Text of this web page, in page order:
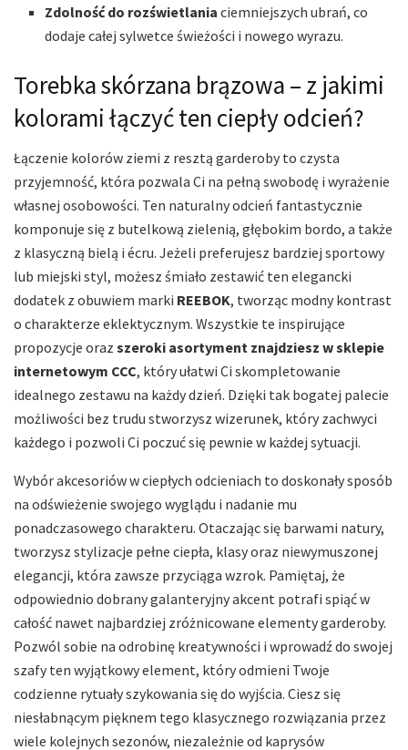
Zdolność do rozświetlania ciemniejszych ubrań, co
dodaje całej sylwetce świeżości i nowego wyrazu.
Torebka skórzana brązowa – z jakimi
kolorami łączyć ten ciepły odcień?
Łączenie kolorów ziemi z resztą garderoby to czysta
przyjemność, która pozwala Ci na pełną swobodę i wyrażenie
własnej osobowości. Ten naturalny odcień fantastycznie
komponuje się z butelkową zielenią, głębokim bordo, a także
z klasyczną bielą i écru. Jeżeli preferujesz bardziej sportowy
lub miejski styl, możesz śmiało zestawić ten elegancki
dodatek z obuwiem marki REEBOK, tworząc modny kontrast
o charakterze eklektycznym. Wszystkie te inspirujące
propozycje oraz szeroki asortyment znajdziesz w sklepie
internetowym CCC, który ułatwi Ci skompletowanie
idealnego zestawu na każdy dzień. Dzięki tak bogatej palecie
możliwości bez trudu stworzysz wizerunek, który zachwyci
każdego i pozwoli Ci poczuć się pewnie w każdej sytuacji.
Wybór akcesoriów w ciepłych odcieniach to doskonały sposób
na odświeżenie swojego wyglądu i nadanie mu
ponadczasowego charakteru. Otaczając się barwami natury,
tworzysz stylizacje pełne ciepła, klasy oraz niewymuszonej
elegancji, która zawsze przyciąga wzrok. Pamiętaj, że
odpowiednio dobrany galanteryjny akcent potrafi spiąć w
całość nawet najbardziej zróżnicowane elementy garderoby.
Pozwól sobie na odrobinę kreatywności i wprowadź do swojej
szafy ten wyjątkowy element, który odmieni Twoje
codzienne rytuały szykowania się do wyjścia. Ciesz się
niesłabnącym pięknem tego klasycznego rozwiązania przez
wiele kolejnych sezonów, niezależnie od kaprysów